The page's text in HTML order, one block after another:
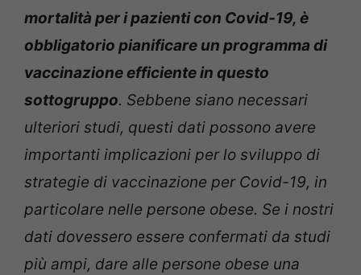
mortalità per i pazienti con Covid-19, è
obbligatorio pianificare un programma di
vaccinazione efficiente in questo
sottogruppo. Sebbene siano necessari
ulteriori studi, questi dati possono avere
importanti implicazioni per lo sviluppo di
strategie di vaccinazione per Covid-19, in
particolare nelle persone obese. Se i nostri
dati dovessero essere confermati da studi
più ampi, dare alle persone obese una